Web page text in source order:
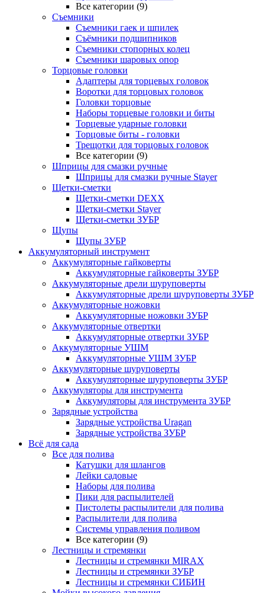
Все категории (9)
Съемники
Съемники гаек и шпилек
Съёмники подшипников
Съемники стопорных колец
Съемники шаровых опор
Торцовые головки
Адаптеры для торцевых головок
Воротки для торцовых головок
Головки торцовые
Наборы торцевые головки и биты
Торцевые ударные головки
Торцовые биты - головки
Трещотки для торцовых головок
Все категории (9)
Шприцы для смазки ручные
Шприцы для смазки ручные Stayer
Щетки-сметки
Щетки-сметки DEXX
Щетки-сметки Stayer
Щетки-сметки ЗУБР
Щупы
Щупы ЗУБР
Аккумуляторный инструмент
Аккумуляторные гайковерты
Аккумуляторные гайковерты ЗУБР
Аккумуляторные дрели шуруповерты
Аккумуляторные дрели шуруповерты ЗУБР
Аккумуляторные ножовки
Аккумуляторные ножовки ЗУБР
Аккумуляторные отвертки
Аккумуляторные отвертки ЗУБР
Аккумуляторные УШМ
Аккумуляторные УШМ ЗУБР
Аккумуляторные шуруповерты
Аккумуляторные шуруповерты ЗУБР
Аккумуляторы для инструмента
Аккумуляторы для инструмента ЗУБР
Зарядные устройства
Зарядные устройства Uragan
Зарядные устройства ЗУБР
Всё для сада
Все для полива
Катушки для шлангов
Лейки садовые
Наборы для полива
Пики для распылителей
Пистолеты распылители для полива
Распылители для полива
Системы управления поливом
Все категории (9)
Лестницы и стремянки
Лестницы и стремянки MIRAX
Лестницы и стремянки ЗУБР
Лестницы и стремянки СИБИН